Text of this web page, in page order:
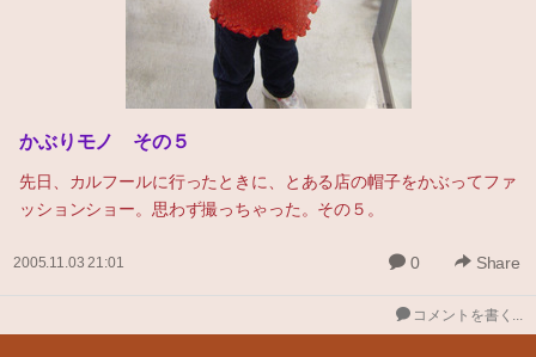
かぶりモノ その５
先日、カルフールに行ったときに、とある店の帽子をかぶってファ
ッションショー。思わず撮っちゃった。その５。
2005.11.03 21:01 0 Share
コメントを書く...